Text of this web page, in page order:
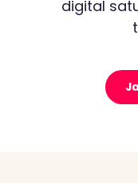
digital